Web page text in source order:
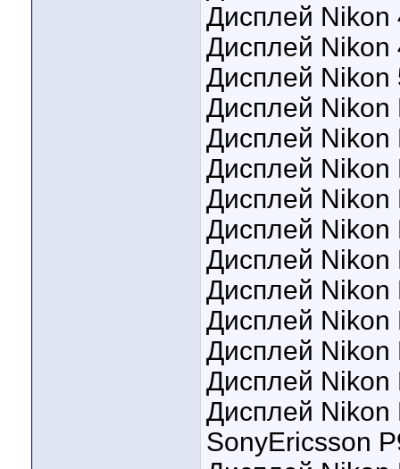
Дисплей Nikon
Дисплей Nikon
Дисплей Nikon
Дисплей Nikon
Дисплей Nikon
Дисплей Nikon
Дисплей Nikon
Дисплей Nikon
Дисплей Nikon
Дисплей Nikon
Дисплей Nikon
Дисплей Nikon
Дисплей Nikon
Дисплей Nikon
SonyEricsson